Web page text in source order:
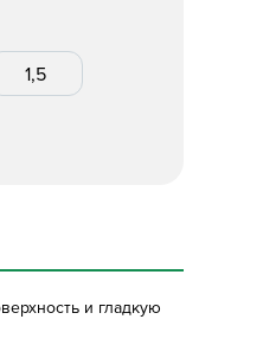
1,5
и гладкую